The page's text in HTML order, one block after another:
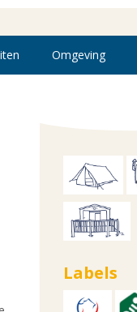
Omgeving
Labels